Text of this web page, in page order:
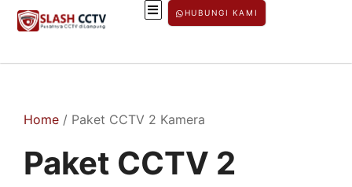
HUBUNGI KAMI
Home / Paket CCTV 2 Kamera
Paket CCTV 2